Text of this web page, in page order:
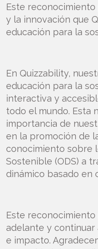
Este
y la innovación que
educación para la
En Quizzability,
educación para la
interactiva y
todo el mundo. Esta
importancia de
en la promoción de
conocimiento sobre
Sostenible (ODS) a
dinámico basado en
Este
adelante y
e impacto.